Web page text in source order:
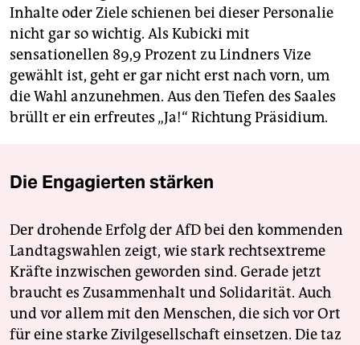
Inhalte oder Ziele schienen bei dieser Personalie
nicht gar so wichtig. Als Kubicki mit
sensationellen 89,9 Prozent zu Lindners Vize
gewählt ist, geht er gar nicht erst nach vorn, um
die Wahl anzunehmen. Aus den Tiefen des Saales
brüllt er ein erfreutes „Ja!“ Richtung Präsidium.
Die Engagierten stärken
Der drohende Erfolg der AfD bei den kommenden
Landtagswahlen zeigt, wie stark rechtsextreme
Kräfte inzwischen geworden sind. Gerade jetzt
braucht es Zusammenhalt und Solidarität. Auch
und vor allem mit den Menschen, die sich vor Ort
für eine starke Zivilgesellschaft einsetzen. Die taz